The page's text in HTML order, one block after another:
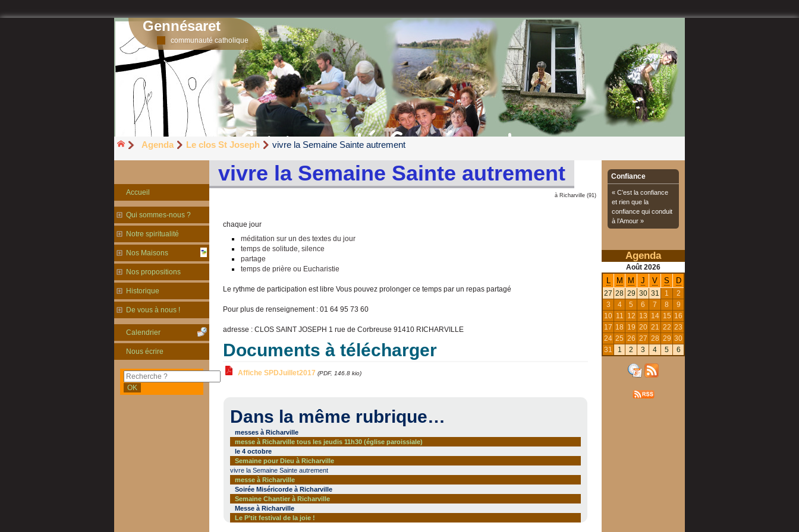
Gennésaret
communauté catholique
Agenda Le clos St Joseph vivre la Semaine Sainte autrement
vivre la Semaine Sainte autrement
à Richarville (91)
chaque jour
méditation sur un des textes du jour
temps de solitude, silence
partage
temps de prière ou Eucharistie
Le rythme de participation est libre Vous pouvez prolonger ce temps par un repas partagé
Pour plus de renseignement : 01 64 95 73 60
adresse : CLOS SAINT JOSEPH 1 rue de Corbreuse 91410 RICHARVILLE
Documents à télécharger
Affiche SPDJuillet2017 (PDF, 146.8 kio)
Dans la même rubrique…
messes à Richarville
messe à Richarville tous les jeudis 11h30 (église paroissiale)
le 4 octobre
Semaine pour Dieu à Richarville
vivre la Semaine Sainte autrement
messe à Richarville
Soirée Miséricorde à Richarville
Semaine Chantier à Richarville
Messe à Richarville
Le P’tit festival de la joie !
Accueil
Qui sommes-nous ?
Notre spiritualité
Nos Maisons
Nos propositions
Historique
De vous à nous !
Calendrier
Nous écrire
Confiance
« C’est la confiance
et rien que la
confiance qui conduit
à l’Amour »
Agenda
Août 2026
M M J V S D
27 28 29 30 31 1
2
3
4 5 6 7 8
9
10 11 12 13 14 15 16
17 18 19 20 21 22 23
24 25 26 27 28 29 30
31
1 2 3 4 5 6